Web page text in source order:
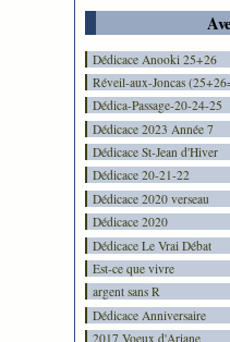
Dédicace Anooki 25+26
Réveil-aux-Joncas
Dédica-Passage-20-24-25
Dédicace 2023 Année 7
Dédicace St-Jean d'Hiver
Dédicace 20-21-22
Dédicace 2020 verseau
Dédicace 2020
Dédicace Le Vrai Débat
Est-ce que vivre
argent sans R
Dédicace Anniversaire
2017 Voeux d'Ariane